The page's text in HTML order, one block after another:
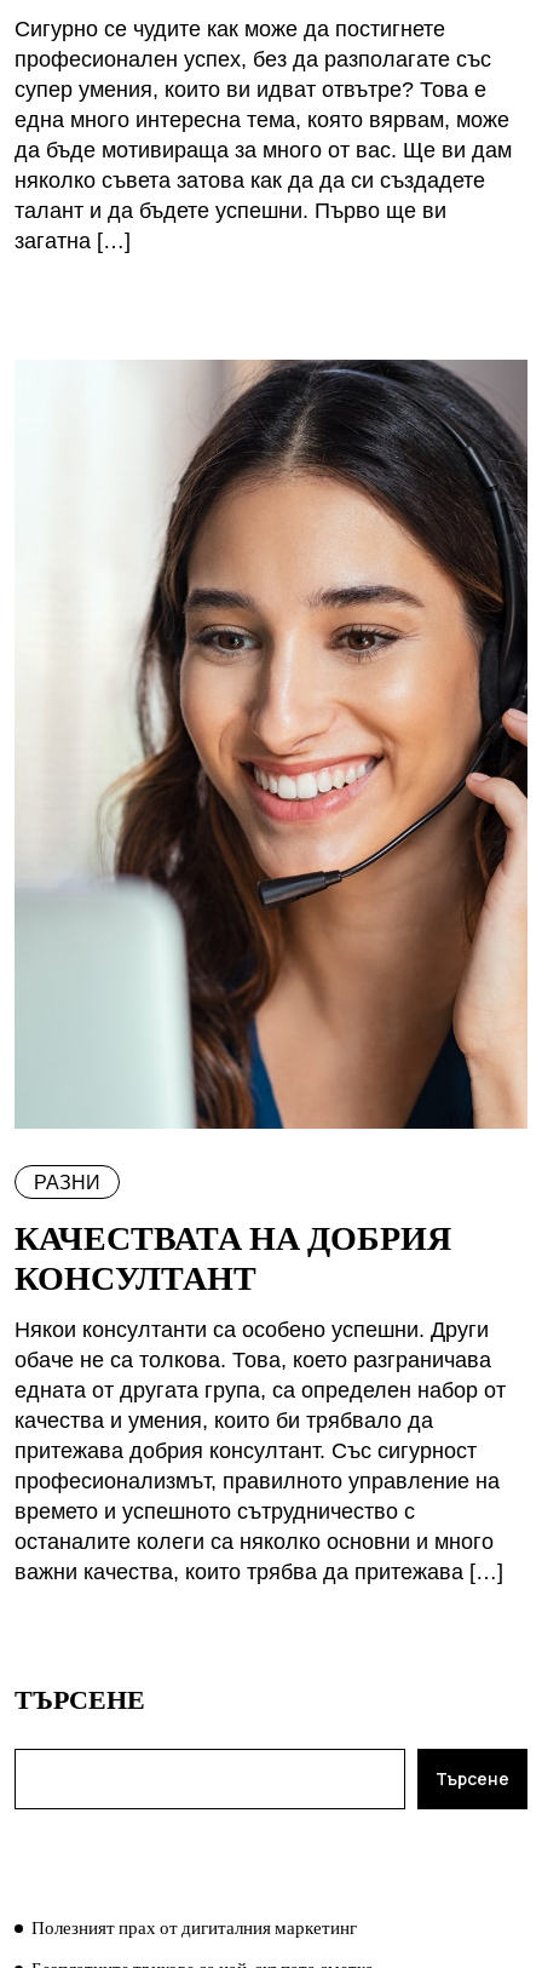
Сигурно се чудите как може да постигнете
професионален успех, без да разполагате със
супер умения, които ви идват отвътре? Това е
една много интересна тема, която вярвам, може
да бъде мотивираща за много от вас. Ще ви дам
няколко съвета затова как да да си създадете
талант и да бъдете успешни. Първо ще ви
загатна […]
РАЗНИ
КАЧЕСТВАТА НА ДОБРИЯ
КОНСУЛТАНТ
Някои консултанти са особено успешни. Други
обаче не са толкова. Това, което разграничава
едната от другата група, са определен набор от
качества и умения, които би трябвало да
притежава добрия консултант. Със сигурност
професионализмът, правилното управление на
времето и успешното сътрудничество с
останалите колеги са няколко основни и много
важни качества, които трябва да притежава […]
ТЪРСЕНЕ
Търсене
Полезният прах от дигиталния маркетинг